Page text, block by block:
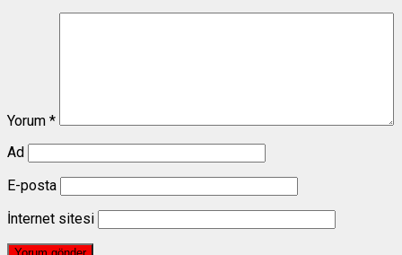
Yorum *
Ad
E-posta
İnternet sitesi